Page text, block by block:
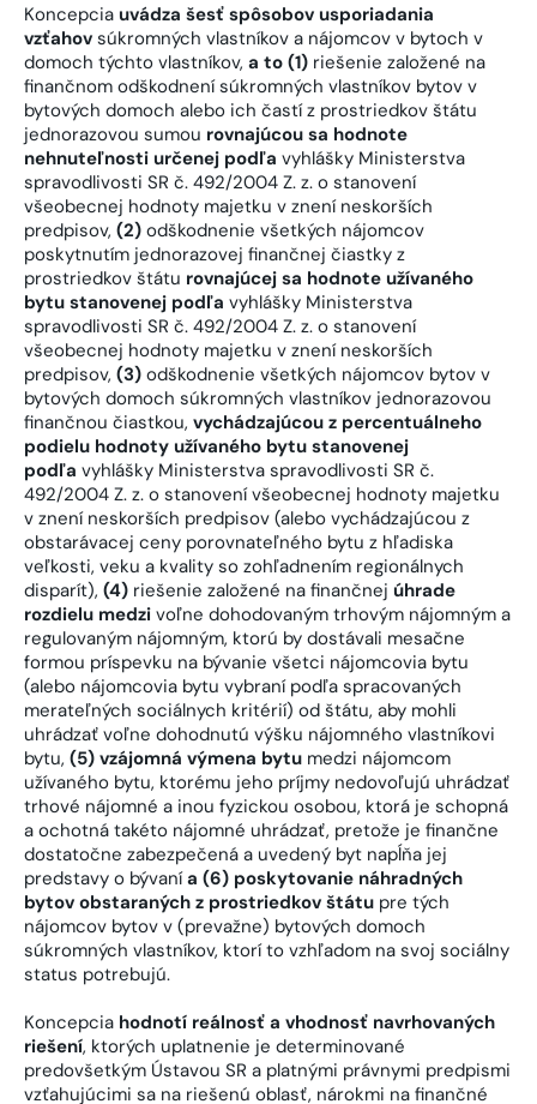
Koncepcia uvádza šesť spôsobov usporiadania
vzťahov súkromných vlastníkov a nájomcov v bytoch v
domoch týchto vlastníkov, a to (1) riešenie založené na
finančnom odškodnení súkromných vlastníkov bytov v
bytových domoch alebo ich častí z prostriedkov štátu
jednorazovou sumou rovnajúcou sa hodnote
nehnuteľnosti určenej podľa vyhlášky Ministerstva
spravodlivosti SR č. 492/2004 Z. z. o stanovení
všeobecnej hodnoty majetku v znení neskorších
predpisov, (2) odškodnenie všetkých nájomcov
poskytnutím jednorazovej finančnej čiastky z
prostriedkov štátu rovnajúcej sa hodnote užívaného
bytu stanovenej podľa vyhlášky Ministerstva
spravodlivosti SR č. 492/2004 Z. z. o stanovení
všeobecnej hodnoty majetku v znení neskorších
predpisov, (3) odškodnenie všetkých nájomcov bytov v
bytových domoch súkromných vlastníkov jednorazovou
finančnou čiastkou, vychádzajúcou z percentuálneho
podielu hodnoty užívaného bytu stanovenej
podľa vyhlášky Ministerstva spravodlivosti SR č.
492/2004 Z. z. o stanovení všeobecnej hodnoty majetku
v znení neskorších predpisov (alebo vychádzajúcou z
obstarávacej ceny porovnateľného bytu z hľadiska
veľkosti, veku a kvality so zohľadnením regionálnych
disparít), (4) riešenie založené na finančnej úhrade
rozdielu medzi voľne dohodovaným trhovým nájomným a
regulovaným nájomným, ktorú by dostávali mesačne
formou príspevku na bývanie všetci nájomcovia bytu
(alebo nájomcovia bytu vybraní podľa spracovaných
merateľných sociálnych kritérií) od štátu, aby mohli
uhrádzať voľne dohodnutú výšku nájomného vlastníkovi
bytu, (5) vzájomná výmena bytu medzi nájomcom
užívaného bytu, ktorému jeho príjmy nedovoľujú uhrádzať
trhové nájomné a inou fyzickou osobou, ktorá je schopná
a ochotná takéto nájomné uhrádzať, pretože je finančne
dostatočne zabezpečená a uvedený byt napĺňa jej
predstavy o bývanía (6) poskytovanie náhradných
bytov obstaraných z prostriedkov štátu pre tých
nájomcov bytov v (prevažne) bytových domoch
súkromných vlastníkov, ktorí to vzhľadom na svoj sociálny
status potrebujú.
Koncepcia hodnotí reálnosť a vhodnosť navrhovaných
riešení, ktorých uplatnenie je determinované
predovšetkým Ústavou SR a platnými právnymi predpismi
vzťahujúcimi sa na riešenú oblasť, nárokmi na finančné